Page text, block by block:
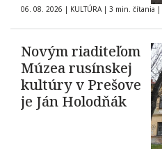
pôvodnej podoby z
roku 1903
06. 08. 2026 | KULTÚRA | 3 min. čítania |
Novým riaditeľom
Múzea rusínskej
kultúry v Prešove
je Ján Holodňák